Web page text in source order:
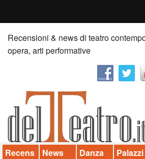
Home
Recensioni
News
Palazzi consiglia
Video
Recensioni & news di teatro
opera, arti performative
Recens
News Danza
Palazzi